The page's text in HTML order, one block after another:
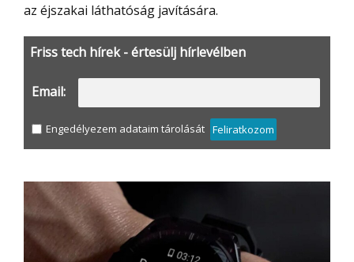
az éjszakai láthatóság javítására.
Friss tech hírek - értesülj hírlevélben
Email:
Engedélyezem adataim tárolását Feliratkozom